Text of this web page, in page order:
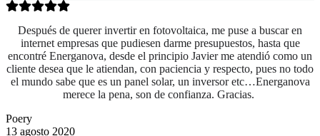
Después de querer invertir en fotovoltaica, me puse a buscar en
internet empresas que pudiesen darme presupuestos, hasta que
encontré Energanova, desde el principio Javier me atendió como un
cliente desea que le atiendan, con paciencia y respecto, pues no todo
el mundo sabe que es un panel solar, un inversor etc…Energanova
merece la pena, son de confianza. Gracias.
Poery
13 agosto 2020